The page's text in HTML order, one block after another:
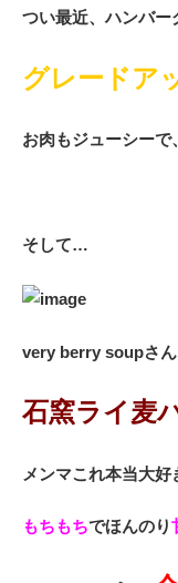
つい最近、ハンバー
グレードア
お肉もジューシー
そして…
very berry soupさ
石窯ライ麦
メンマこれ本当大好
もちもちでほんのり